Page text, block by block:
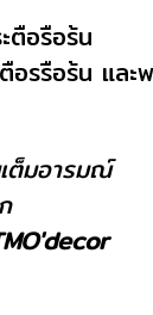
ตือรือร้น
รรือร้น และ
ต็มอารมณ์